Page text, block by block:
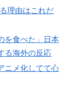
大主食、一生食
、あの頃のネッ
理由はこれだ
を食べた」日本
る海外の反応
ニメ化してて心